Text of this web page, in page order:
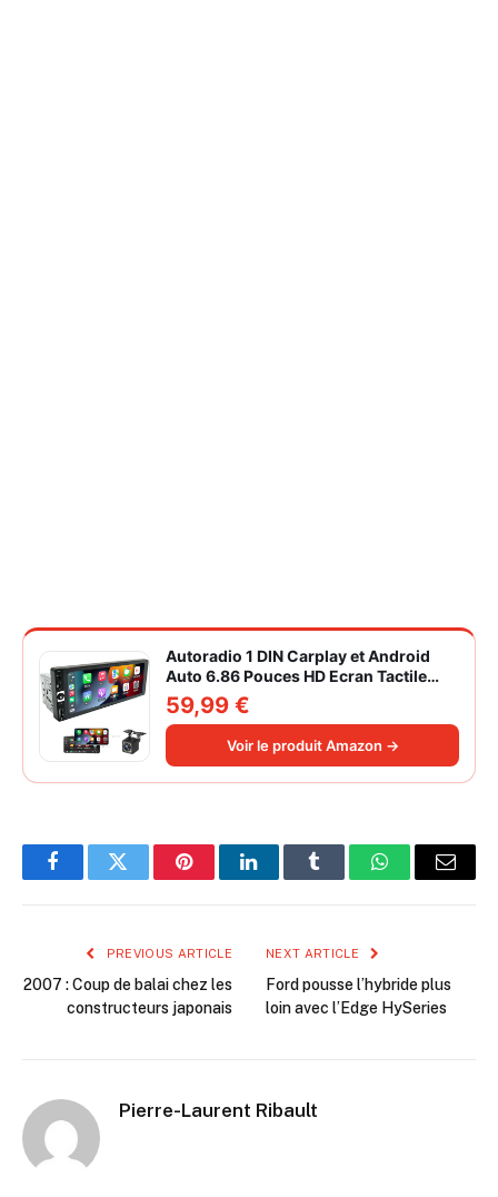
Autoradio 1 DIN Carplay et Android
Auto 6.86 Pouces HD Ecran Tactile
Poste Radio Voiture Soutien Lien
Miroir iOS/Android/Radio FM/USB/EQ
Autoradio Bluetooth Caméra de Recul
59,99 €
Voir le produit Amazon →
FacebookTwitter PinterestLinkedInTumblr WhatsAppEmail
PREVIOUS ARTICLE
2007 : Coup de balai chez les
constructeurs japonais
NEXT ARTICLE
Ford pousse l’hybride plus
loin avec l’Edge HySeries
Pierre-Laurent Ribault